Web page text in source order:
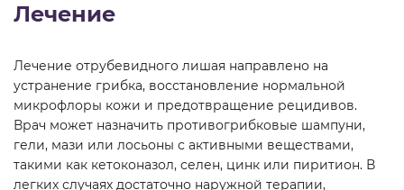
Лечение
Лечение отрубевидного лишая направлено на
устранение грибка, восстановление нормальной
микрофлоры кожи и предотвращение рецидивов.
Врач может назначить противогрибковые шампуни,
гели, мази или лосьоны с активными веществами,
такими как кетоконазол, селен, цинк или пиритион. В
легких случаях достаточно наружной терапии,